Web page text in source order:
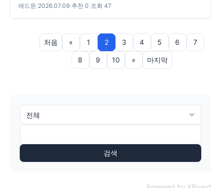
애드윈 2026.07.09 추천 0 조회 47
처음 « 1 2 3 4 5 6 7
8 9 10 » 마지막
검색